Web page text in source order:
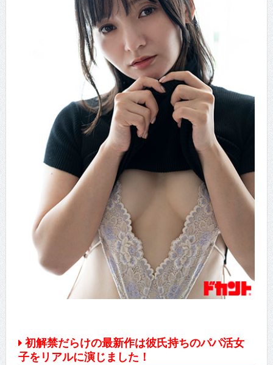
初解禁だらけの最新作は彼氏持ちのパパ活女
子をリアルに演じました！